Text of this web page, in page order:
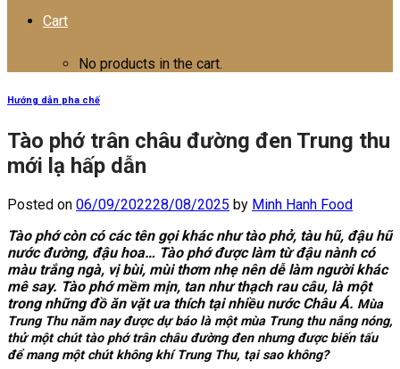
Cart
No products in the cart.
Hướng dẫn pha chế
Tào phớ trân châu đường đen Trung thu
mới lạ hấp dẫn
Posted on 06/09/202228/08/2025 by Minh Hanh Food
Tào phớ còn có các tên gọi khác như tào phở, tàu hũ, đậu hũ
nước đường, đậu hoa… Tào phớ được làm từ đậu nành có
màu trắng ngà, vị bùi, mùi thơm nhẹ nên dễ làm người khác
mê say. Tào phớ mềm mịn, tan như thạch rau câu, là một
trong những đồ ăn vặt ưa thích tại nhiều nước Châu Á. Mùa
Trung Thu năm nay được dự báo là một mùa Trung thu nắng nóng,
thử một chút tào phớ trân châu đường đen nhưng được biến tấu
để mang một chút không khí Trung Thu, tại sao không?